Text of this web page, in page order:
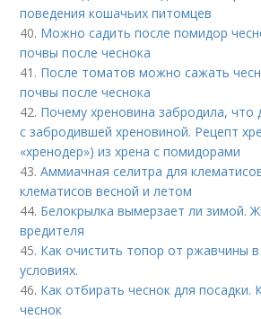
поведения кошачьих питомцев
40. Можно садить после помидор
почвы после чеснока
41. После томатов можно сажать
почвы после чеснока
42. Почему хреновина забродила, что
с забродившей хреновиной. Рецепт
«хренодер») из хрена с помидорами
43.Аммиачная селитра для
клематисов весной и летом
44. Белокрылка вымерзает ли зимой.
вредителя
45. Как очистить топор от ржавчины
условиях.
46. Как отбирать чеснок для посадки.
чеснок